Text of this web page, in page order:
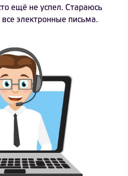
ещё не успел. Стараюсь
электронные письма.